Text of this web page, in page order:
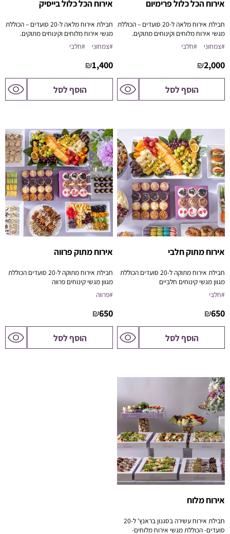
אירוח הכל כלול פרימיום
חבילת אירוח מלאה ל-20 סועדים – הכוללת
מגשי אירוח מלוחים וקינוחים מתוקים.
מותאמת לאירוע ברמה הגבוהה ביותר
בסטייל.
#צמחוני #חלבי
2,000
₪
הוסף לסל לדף
המוצר
אירוח הכל כלול בייסיק
חבילת אירוח מלאה ל-20 סועדים – הכוללת
מגשי אירוח מלוחים וקינוחים מתוקים.
פתרון מושלם לישיבות, כנסים, ואירוח ביתי
#צמחוני #חלבי
1,400
₪
הוסף לסל לדף
המוצר
אירוח מתוק חלבי
חבילת אירוח מתוקה ל-20 סועדים הכוללת
מגוון מגשי קינוחים חלביים
פתרון מושלם לישיבות, כנסים, ואירוח ביתי
בסטייל.
#חלבי
650
₪
הוסף לסל לדף
המוצר
אירוח מתוק פרווה
חבילת אירוח מתוקה ל-20 סועדים הכוללת
מגוון מגשי קינוחים פרווה
פתרון מושלם לישיבות, כנסים, ואירוח ביתי
בסטייל.
#פרווה
650
₪
הוסף לסל לדף
המוצר
אירוח מלוח
חבילת אירוח עשירה בסגנון בראנץ' ל-20
סועדים- הכוללת מגשי אירוח מלוחים-